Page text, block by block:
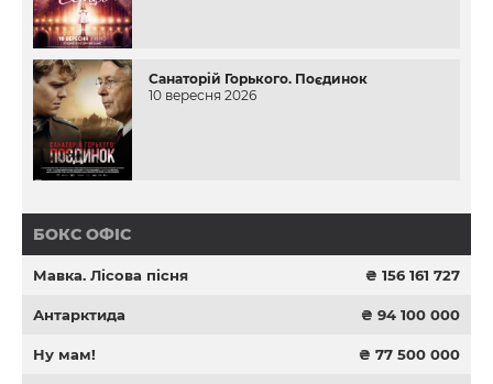
Санаторій Горького. Поєдинок
10 вересня 2026
БОКС ОФІС
Мавка. Лісова пісня ₴ 156 161 727
Антарктида ₴ 94 100 000
Ну мам! ₴ 77 500 000